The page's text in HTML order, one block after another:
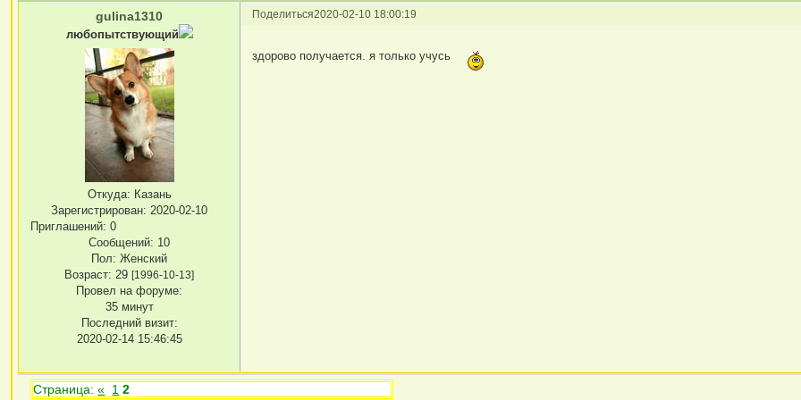
Поделиться2020-02-10 18:00:19
gulina1310
любопытствующий
Откуда: Казань
Зарегистрирован: 2020-02-10
Приглашений: 0
Сообщений: 10
Пол: Женский
Возраст: 29[1996-10-13]
Провел на форуме:
35 минут
Последний визит:
2020-02-14 15:46:45
здорово получается. я только учусь
Страница:« 1 2